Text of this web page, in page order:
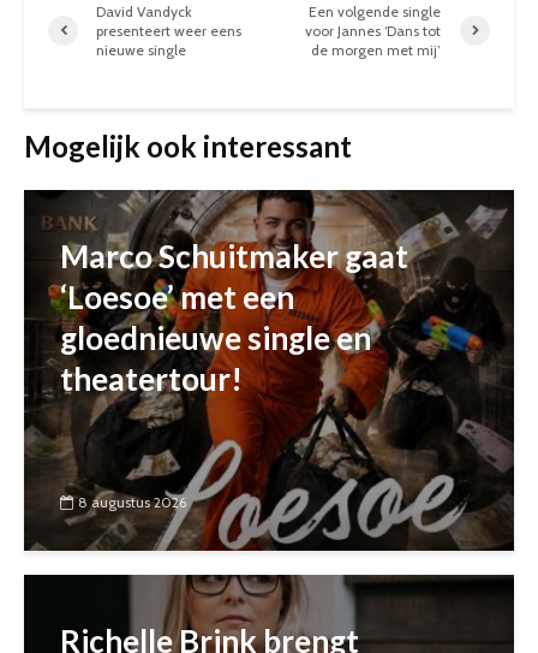
David Vandyck
presenteert weer eens
nieuwe single
Een volgende single
voor Jannes ‘Dans tot
de morgen met mij’
Mogelijk ook interessant
Marco Schuitmaker gaat
‘Loesoe’ met een
gloednieuwe single en
theatertour!
8 augustus 2026
Richelle Brink brengt